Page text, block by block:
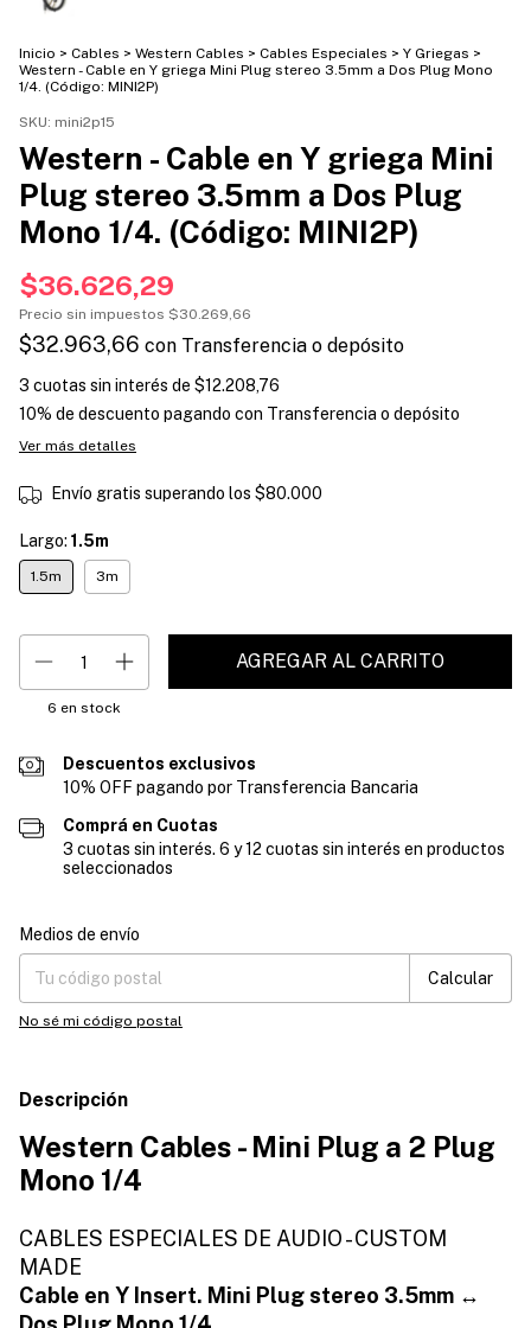
Inicio > Cables > Western Cables > Cables Especiales > Y Griegas >
Western - Cable en Y griega Mini Plug stereo 3.5mm a Dos Plug Mono
1/4. (Código: MINI2P)
SKU: mini2p15
Western - Cable en Y griega Mini
Plug stereo 3.5mm a Dos Plug
Mono 1/4. (Código: MINI2P)
$36.626,29
Precio sin impuestos $30.269,66
$32.963,66 con Transferencia o depósito
3 cuotas sin interés de $12.208,76
10% de descuento pagando con Transferencia o depósito
Ver más detalles
Envío gratis superando los $80.000
Largo: 1.5m
1.5m 3m
6 en stock
Descuentos exclusivos
10% OFF pagando por Transferencia Bancaria
Comprá en Cuotas
3 cuotas sin interés. 6 y 12 cuotas sin interés en productos
seleccionados
Entregas para el CP:
Medios de envío
Calcular
No sé mi código postal
Descripción
Western Cables - Mini Plug a 2 Plug
Mono 1/4
CABLES ESPECIALES DE AUDIO - CUSTOM
MADE
Cable en Y Insert. Mini Plug stereo 3.5mm ↔